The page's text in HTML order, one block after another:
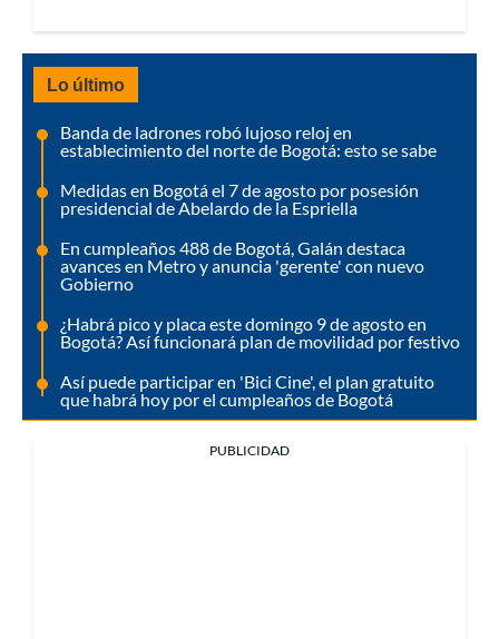
Lo último
Banda de ladrones robó lujoso reloj en
establecimiento del norte de Bogotá: esto se sabe
Medidas en Bogotá el 7 de agosto por posesión
presidencial de Abelardo de la Espriella
En cumpleaños 488 de Bogotá, Galán destaca
avances en Metro y anuncia 'gerente' con nuevo
Gobierno
¿Habrá pico y placa este domingo 9 de agosto en
Bogotá? Así funcionará plan de movilidad por festivo
Así puede participar en 'Bici Cine', el plan gratuito
que habrá hoy por el cumpleaños de Bogotá
PUBLICIDAD